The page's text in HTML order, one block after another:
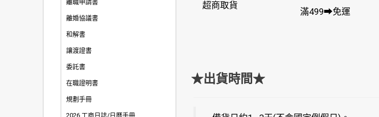
離職申請書
離婚協議書
和解書
讓渡證書
委託書
在職證明書
規劃手冊
2026 工商日誌/日曆手冊
超商取貨
滿499➡免運
★出貨時間★